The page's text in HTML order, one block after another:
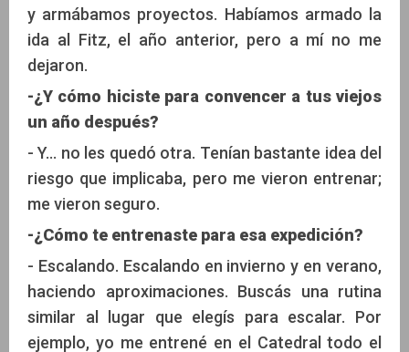
y armábamos proyectos. Habíamos armado la
ida al Fitz, el año anterior, pero a mí no me
dejaron.
-¿Y cómo hiciste para convencer a tus viejos
un año después?
- Y... no les quedó otra. Tenían bastante idea del
riesgo que implicaba, pero me vieron entrenar;
me vieron seguro.
-¿Cómo te entrenaste para esa expedición?
- Escalando. Escalando en invierno y en verano,
haciendo aproximaciones. Buscás una rutina
similar al lugar que elegís para escalar. Por
ejemplo, yo me entrené en el Catedral todo el